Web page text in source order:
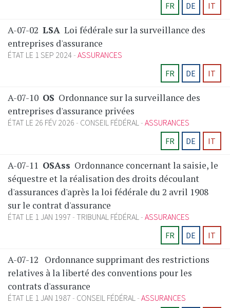
FR
DE IT
A-07-02 LSA Loi fédérale sur la surveillance des
entreprises d'assurance
ÉTAT LE 1 SEP 2024 ASSURANCES
FR
DE IT
A-07-10 OS Ordonnance sur la surveillance des
entreprises d'assurance privées
ÉTAT LE 26 FÉV 2026 CONSEIL FÉDÉRAL ASSURANCES
FR
DE IT
A-07-11 OSAss Ordonnance concernant la saisie, le
séquestre et la réalisation des droits découlant
d'assurances d'après la loi fédérale du 2 avril 1908
sur le contrat d'assurance
ÉTAT LE 1 JAN 1997 TRIBUNAL FÉDÉRAL ASSURANCES
FR
DE IT
A-07-12
Ordonnance supprimant des restrictions
relatives à la liberté des conventions pour les
contrats d'assurance
ÉTAT LE 1 JAN 1987 CONSEIL FÉDÉRAL ASSURANCES